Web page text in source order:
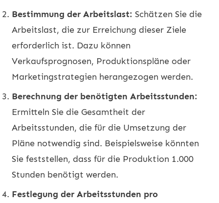
Bestimmung der Arbeitslast: Schätzen Sie die
Arbeitslast, die zur Erreichung dieser Ziele
erforderlich ist. Dazu können
Verkaufsprognosen, Produktionspläne oder
Marketingstrategien herangezogen werden.
Berechnung der benötigten Arbeitsstunden:
Ermitteln Sie die Gesamtheit der
Arbeitsstunden, die für die Umsetzung der
Pläne notwendig sind. Beispielsweise könnten
Sie feststellen, dass für die Produktion 1.000
Stunden benötigt werden.
Festlegung der Arbeitsstunden pro